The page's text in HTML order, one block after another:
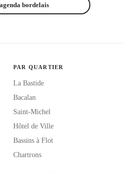
bordelais
PAR QUARTIER
La Bastide
Bacalan
Saint-Michel
Hôtel de Ville
Bassins à Flot
Chartrons